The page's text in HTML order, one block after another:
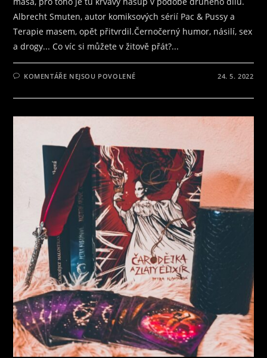
Albrecht Smuten, autor komiksových sérií Pac & Pussy a
Terapie masem, opět přitvrdil.Černočerný humor, násilí, sex
a drogy... Co víc si můžete v žitově přát?...
KOMENTÁŘE NEJSOU POVOLENÉ
NÁZVEM
NA
2
24. 5. 2022